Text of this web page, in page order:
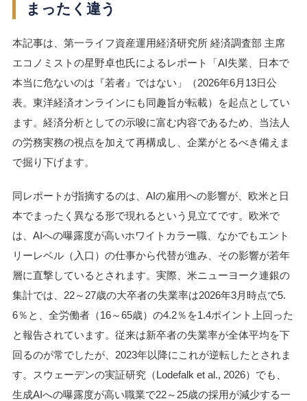
まったく違う
本記事は、第一ライフ資産運用経済研究所 経済調査部 主席
エコノミストの星野卓也氏によるレポート「AI失業、日本で
本当に危ないのは『若者』ではない」（2026年6月13日公
表。東洋経済オンラインにも同趣旨が転載）を起点としてい
ます。経済分析としての示唆に富む内容であるため、当法人
の労務実務の視点を加えて再構成し、企業がとるべき備えま
で掘り下げます。
同レポートが指摘するのは、AIの雇用への影響が、欧米と日
本でまったく異なる形で現れるという見立てです。欧米で
は、AIへの曝露度が高いホワイトカラー職、なかでもエント
リーレベル（入口）の仕事から代替が進み、その影響が若年
層に直撃しているとされます。実際、米ニューヨーク連銀の
集計では、22～27歳の大卒者の失業率は2026年3月時点で5.
6％と、全労働者（16～65歳）の4.2％を1.4ポイント上回った
と報告されています。従来は新卒者の失業率が全体平均を下
回るのが常でしたが、2023年以降にこれが逆転したとされま
す。スウェーデンの実証研究（Lodefalk et al., 2026）でも、
生成AIへの曝露度が高い職業で22～25歳の採用が減少する一